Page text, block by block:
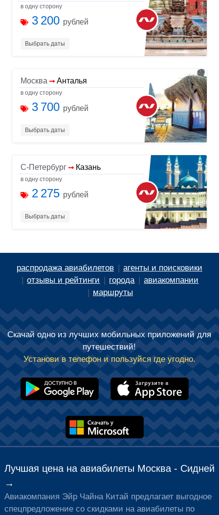
в одну сторону
3 200 рублей
Выбрать даты
Москва Анталья
в одну сторону
3 700 рублей
Выбрать даты
С-Петербург Казань
в одну сторону
2 275 рублей
Выбрать даты
распродажа авиабилетов
агенты и поисковики
отзывы и рейтинги
города
авиакомпании
маршруты
Скачай одно из лучших мобильных приложений для
путешествий!
Установи в телефон и пользуйся где угодно.
Лучшая цена на авиабилеты Москва - Сидней
→
Авиакомпания Эйр Чайна Китай предлагает выгодное
спецпредложение со скидками на авиабилеты по